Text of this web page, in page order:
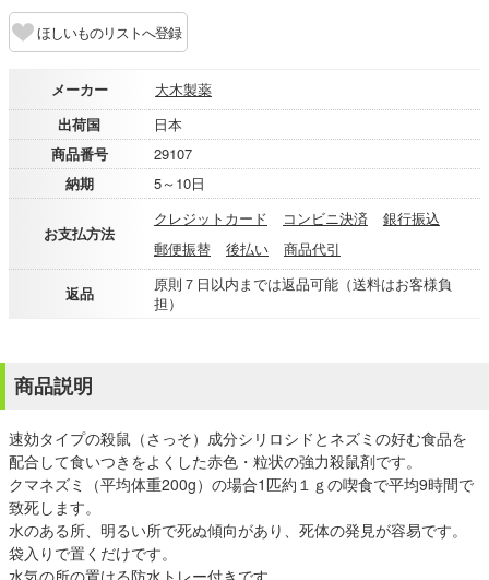
ほしいものリストへ登録
メーカー
大木製薬
出荷国
日本
商品番号
29107
納期
5～10日
お支払方法
クレジットカード コンビニ決済
銀行振込
郵便振替
後払い 商品代引
返品
原則７日以内までは返品可能（送料はお客様負
担）
商品説明
速効タイプの殺鼠（さっそ）成分シリロシドとネズミの好む食品を
配合して食いつきをよくした赤色・粒状の強力殺鼠剤です。
クマネズミ（平均体重200g）の場合1匹約１ｇの喫食で平均9時間で
致死します。
水のある所、明るい所で死ぬ傾向があり、死体の発見が容易です。
袋入りで置くだけです。
水気の所の置ける防水トレー付きです。